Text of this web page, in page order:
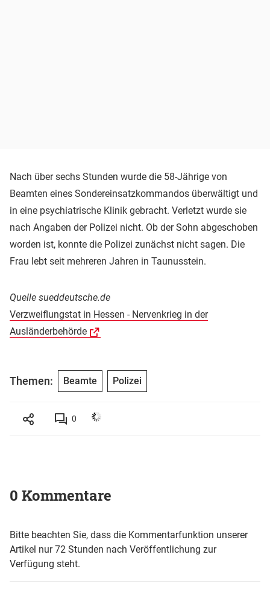
Nach über sechs Stunden wurde die 58-Jährige von
Beamten eines Sondereinsatzkommandos überwältigt und
in eine psychiatrische Klinik gebracht. Verletzt wurde sie
nach Angaben der Polizei nicht. Ob der Sohn abgeschoben
worden ist, konnte die Polizei zunächst nicht sagen. Die
Frau lebt seit mehreren Jahren in Taunusstein.
Quelle sueddeutsche.de
Verzweiflungstat in Hessen - Nervenkrieg in der
Ausländerbehörde
Themen: Beamte Polizei
0
0 Kommentare
Bitte beachten Sie, dass die Kommentarfunktion unserer
Artikel nur 72 Stunden nach Veröffentlichung zur
Verfügung steht.